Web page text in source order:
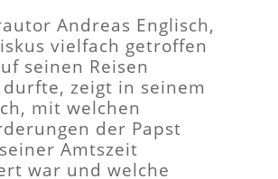
Andreas Englisch,
vielfach getroffen
seinen Reisen
zeigt in seinem
mit welchen
der Papst
Amtszeit
war und welche